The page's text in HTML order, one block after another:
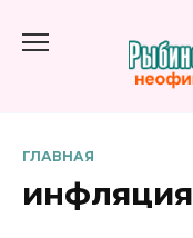
содержанию
ГЛАВНАЯ
инфляция